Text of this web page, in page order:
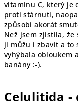
vitaminu C, který je
proti stárnutí,
způsobí akorát
Než jsem zjistila,
jí můžu i zbavit a to
vyhýbala obloukem
banány :-).
Celulitida -